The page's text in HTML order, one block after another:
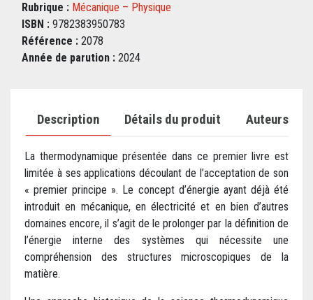
Rubrique : Mécanique – Physique
ISBN : 9782383950783
Référence : 2078
Année de parution : 2024
Description Détails du produit Auteurs
La thermodynamique présentée dans ce premier livre est
limitée à ses applications découlant de l’acceptation de son
« premier principe ». Le concept d’énergie ayant déjà été
introduit en mécanique, en électricité et en bien d’autres
domaines encore, il s’agit de le prolonger par la définition de
l’énergie interne des systèmes qui nécessite une
compréhension des structures microscopiques de la
matière.